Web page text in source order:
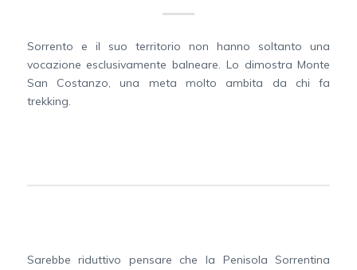
Sorrento e il suo territorio non hanno soltanto una
vocazione esclusivamente balneare. Lo dimostra Monte
San Costanzo, una meta molto ambita da chi fa
trekking.
Sarebbe riduttivo pensare che la Penisola Sorrentina